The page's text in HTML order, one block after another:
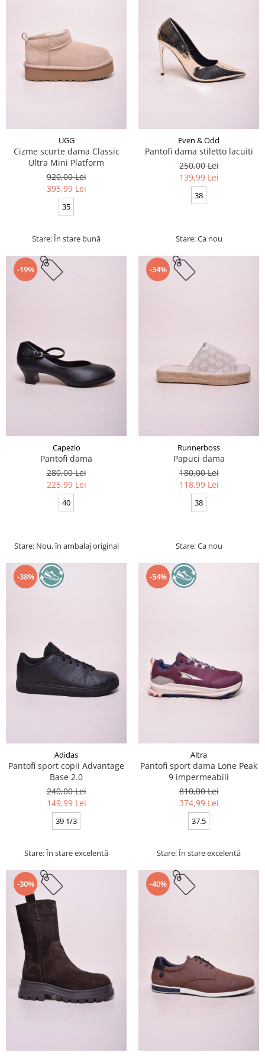
UGG
Cizme scurte dama Classic
Ultra Mini Platform
920,00 Lei
395,99 Lei
35
Stare: În stare bună
Even & Odd
Pantofi dama stiletto lacuiti
250,00 Lei
139,99 Lei
38
Stare: Ca nou
-19%
Capezio
Pantofi dama
280,00 Lei
225,99 Lei
40
Stare: Nou, în ambalaj original
-34%
Runnerboss
Papuci dama
180,00 Lei
118,99 Lei
38
Stare: Ca nou
-38%
Adidas
Pantofi sport copii Advantage
Base 2.0
240,00 Lei
149,99 Lei
39 1/3
Stare: În stare excelentă
-54%
Altra
Pantofi sport dama Lone Peak
9 impermeabili
810,00 Lei
374,99 Lei
37.5
Stare: În stare excelentă
-30% -40%